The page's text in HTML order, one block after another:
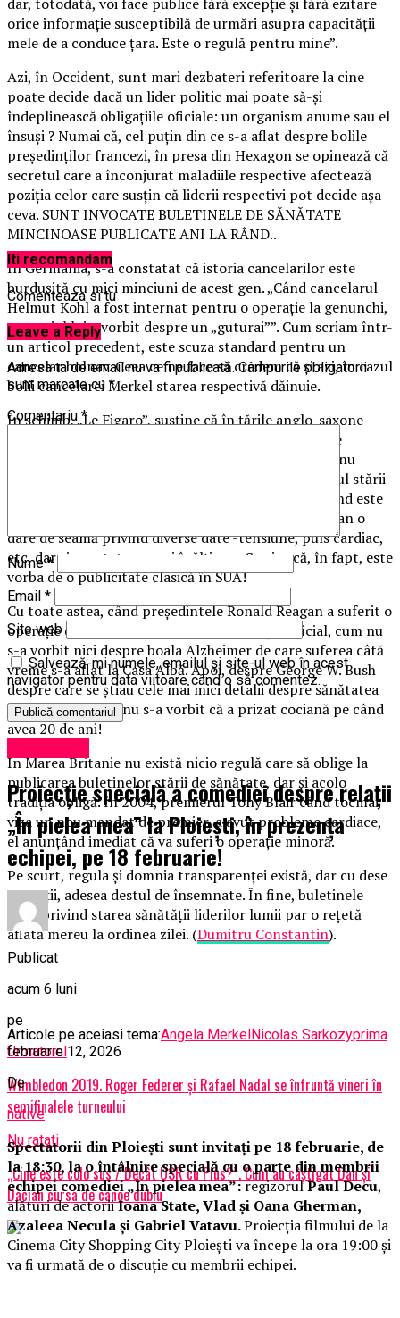
orice informaţie susceptibilă de urmări asupra capacităţii
mele de a conduce ţara. Este o regulă pentru mine”.
Azi, în Occident, sunt mari dezbateri referitoare la cine
poate decide dacă un lider politic mai poate să-şi
îndeplinească obligaţiile oficiale: un organism anume sau el
însuşi ? Numai că, cel puţin din ce s-a aflat despre bolile
preşedinţilor francezi, în presa din Hexagon se opinează că
secretul care a înconjurat maladiile respective afectează
poziţia celor care susţin că liderii respectivi pot decide aşa
ceva. SUNT INVOCATE BULETINELE DE SĂNĂTATE
MINCINOASE PUBLICATE ANI LA RÂND..
În Germania, s-a constatat că istoria cancelarilor este
burduşită cu mici minciuni de acest gen. „Când cancelarul
Helmut Kohl a fost internat pentru o operaţie la genunchi,
anturajul lui a vorbit despre un „guturai””. Cum scriam într-
un articol precedent, este scuza standard pentru un
cancelar bolnav. Ceea ce ne face să credem că şi azi, în cazul
bolii cancelarei Merkel starea respectivă dăinuie.
În schimb, „Le Figaro”, susţine că în ţările anglo-saxone
transparenţa a fost ridicată la prima dintre virtuţile
politice, cel puţin în aparenţă. Astfel, în SUA nimic nu
obligă preşedinţii să publice în mod regulat buletinul stării
sănătăţii lor, şi totuşi tradiţia o cere. De pildă, de când este
la Casa Albă preşedintele Trump publică în fiecare an o
dare de seamă privind diverse date -tensiune, puls cardiac,
etc, dar şi greutatea sa ori înălţimea. Se zice că, în fapt, este
vorba de o publicitate clasică în SUA!
Cu toate astea, când preşedintele Ronald Reagan a suferit o
operaţie de cancer la colon, nu s-a anunţat oficial, cum nu
s-a vorbit nici despre boala Alzheimer de care suferea câtă
vreme s-a aflat la Casa Albă. Apoi, despre George W. Bush
despre care se ştiau cele mai mici detalii despre sănătatea
sa când era copil, nu s-a vorbit că a prizat cociană pe când
avea 20 de ani!
În Marea Britanie nu există nicio regulă care să oblige la
publicarea buletinelor stării de sănătate, dar şi acolo
tradiţia obligă. În 2004, premierul Tony Blair când tocmai
viza un nou mandat de premier, a avut probleme cardiace,
el anunţând imediat că va suferi o operaţie minoră.
Pe scurt, regula şi domnia transparenţei există, dar cu dese
excepţii, adesea destul de însemnate. În fine, buletinele
false privind starea sănătăţii liderilor lumii par o reţetă
aflată mereu la ordinea zilei. (Dumitru Constantin).
Articole pe aceiasi tema:Angela MerkelNicolas Sarkozyprima
Urmatorul
Wimbledon 2019. Roger Federer şi Rafael Nadal se înfruntă vineri în
semifinalele turneului
Nu ratati
„Cine este colo sus / Decât USR cu Plus?”. Cum au câştigat Dan şi
Dacian cursa de canoe dublu
Iti recomandam
Comenteaza si tu
Leave a Reply
Adresa ta de email nu va fi publicată. Câmpurile obligatorii
sunt marcate cu *
Comentariu *
Nume*
Email *
Site web
Salvează-mi numele, emailul și site-ul web în acest
navigator pentru data viitoare când o să comentez.
Proiecție specială a comediei despre relații
„În pielea mea” la Ploiești, în prezența
echipei, pe 18 februarie!
Publicat
acum 6 luni
pe
februarie 12, 2026
De
native
Spectatorii din Ploiești sunt invitați pe 18 februarie, de
la 18:30, la o întâlnire specială cu o parte din membrii
echipei comediei „În pielea mea”:regizorulPaul Decu,
alături de actoriiIoana State, Vlad și Oana Gherman,
Azaleea Necula și Gabriel Vatavu.Proiecția filmului de la
Cinema City Shopping City Ploiești va începe la ora 19:00 și
va fi urmată de o discuție cu membrii echipei.